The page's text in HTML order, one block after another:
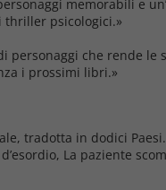
memorabili e
thriller psicologici.»
personaggi che rende
i prossimi libri.»
tradotta in dodici
La paziente